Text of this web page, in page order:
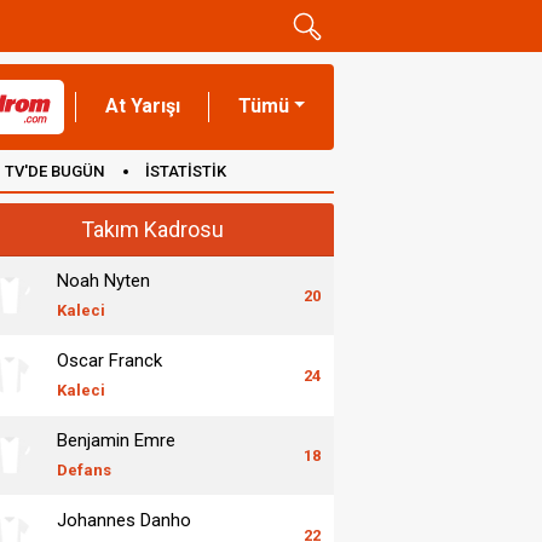
At Yarışı Tümü
TV'DE BUGÜN İSTATİSTİK
Takım Kadrosu
Noah Nyten
Kaleci
20
Oscar Franck
Kaleci
24
Benjamin Emre
Defans
18
Johannes Danho
22